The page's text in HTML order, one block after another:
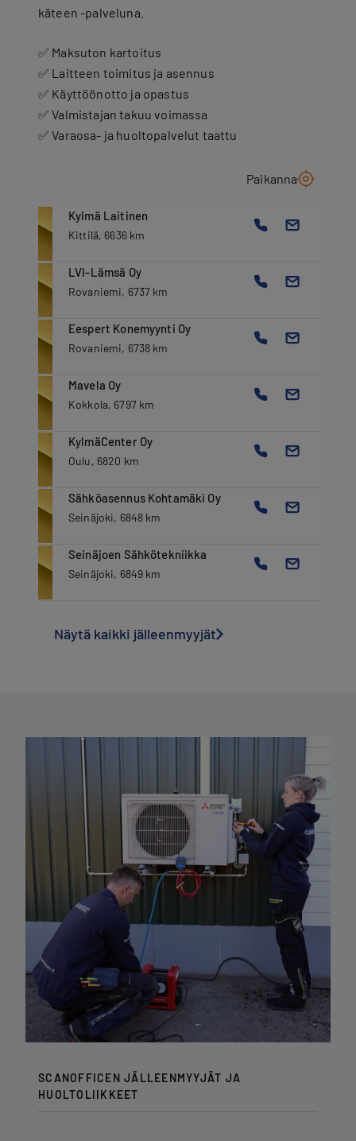
käteen -palveluna.
✅ Maksuton kartoitus
✅ Laitteen toimitus ja asennus
✅ Käyttöönotto ja opastus
✅ Valmistajan takuu voimassa
✅ Varaosa- ja huoltopalvelut taattu
Paikanna
Kylmä Laitinen
Kittilä, 6636 km
LVI-Lämsä Oy
Rovaniemi, 6737 km
Eespert Konemyynti Oy
Rovaniemi, 6738 km
Mavela Oy
Kokkola, 6797 km
KylmäCenter Oy
Oulu, 6820 km
Sähköasennus Kohtamäki Oy
Seinäjoki, 6848 km
Seinäjoen Sähkötekniikka
Seinäjoki, 6849 km
Näytä kaikki jälleenmyyjät
SCANOFFICEN JÄLLEENMYYJÄT JA
HUOLTOLIIKKEET